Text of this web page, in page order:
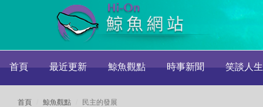
首頁 最近更新 鯨魚觀點 時事新聞 笑談人生
首頁 鯨魚觀點 民主的發展